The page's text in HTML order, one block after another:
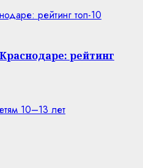
рейтинг топ-10
рейтинг
10–13 лет